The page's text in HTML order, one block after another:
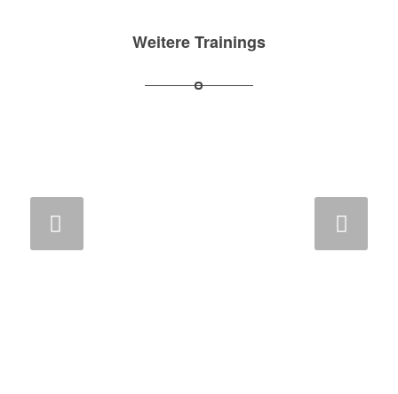
Weitere Trainings